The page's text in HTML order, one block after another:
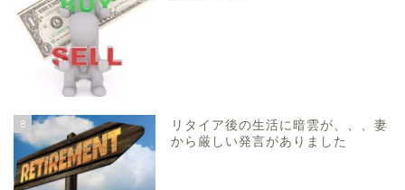
8
リタイア後の生活に暗雲が、、、妻
から厳しい発言がありました